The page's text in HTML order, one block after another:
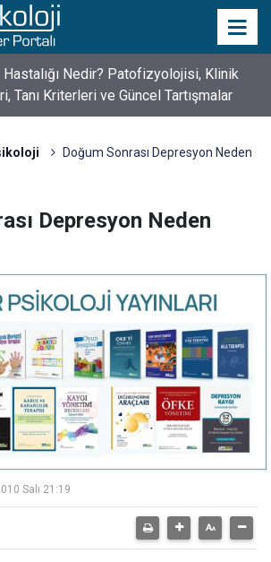
Hastalığı Nedir? Patofizyolojisi, Klinik
Tanı Kriterleri ve Güncel Tartışmalar
Psikologlar Günü Nasıl Ortaya Çıktı? 10
Hikayesi
Doğum Sonrası Depresyon Neden
Depresyon Neden
Salı 21:19